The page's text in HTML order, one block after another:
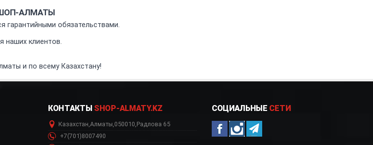
ШОП-АЛМАТЫ
гарантийными обязательствами.
наших клиентов.
и по всему Казахстану!
КОНТАКТЫ SHOP-ALMATY.KZ
Казахстан,Алматы,050010,Радлова 65
+7(701)8007490
СОЦИАЛЬНЫЕ СЕТИ